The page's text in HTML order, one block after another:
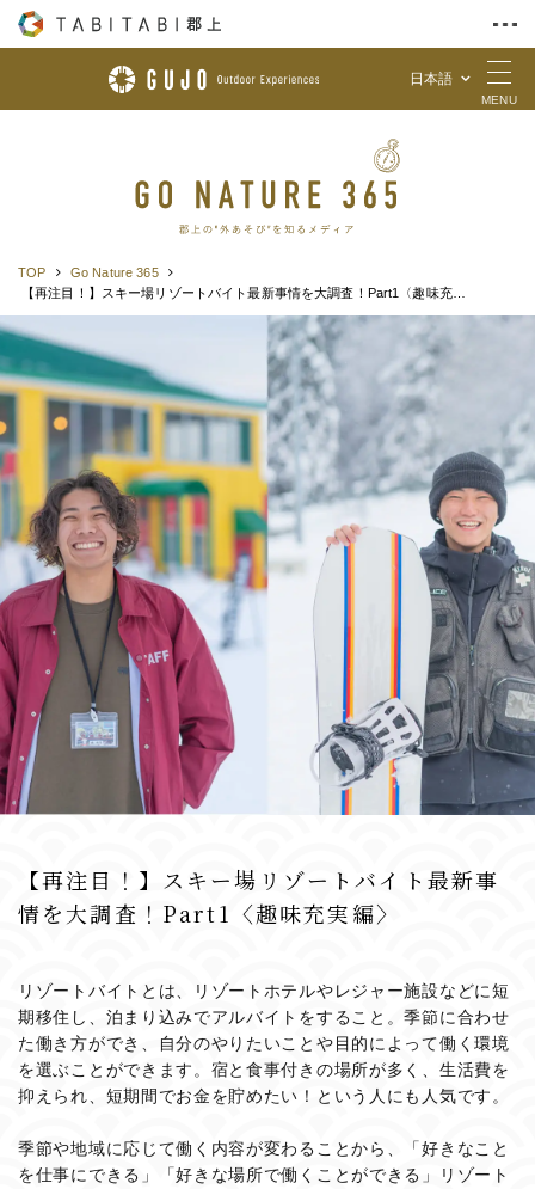
Skip to Content
日本語
MENU
TOP
Go Nature 365
【再注目！】スキー場リゾートバイト最新事情を大調査！Part1〈趣味充実編〉
【再注目！】スキー場リゾートバイト最新事
情を大調査！Part1〈趣味充実編〉
リゾートバイトとは、リゾートホテルやレジャー施設などに短
期移住し、泊まり込みでアルバイトをすること。季節に合わせ
た働き方ができ、自分のやりたいことや目的によって働く環境
を選ぶことができます。宿と食事付きの場所が多く、生活費を
抑えられ、短期間でお金を貯めたい！という人にも人気です。
季節や地域に応じて働く内容が変わることから、「好きなこと
を仕事にできる」「好きな場所で働くことができる」リゾート